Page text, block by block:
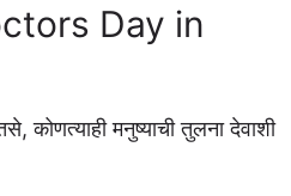
Day in
कोणत्याही मनुष्याची तुलना देवाशी